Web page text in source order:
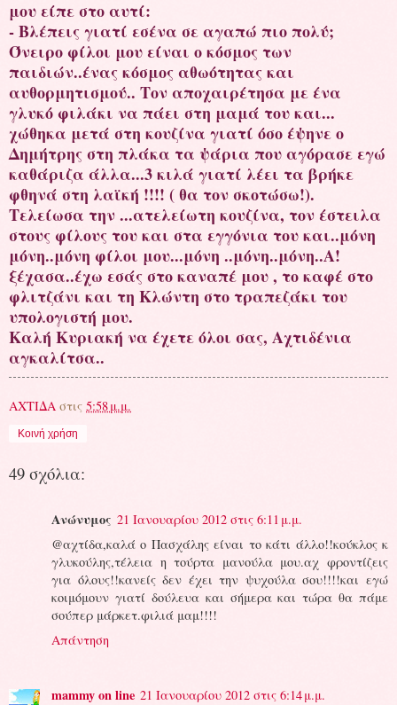
μου είπε στο αυτί:
- Βλέπεις γιατί εσένα σε αγαπώ πιο πολύ;
Όνειρο φίλοι μου είναι ο κόσμος των
παιδιών..ένας κόσμος αθωότητας και
αυθορμητισμού.. Τον αποχαιρέτησα με ένα
γλυκό φιλάκι να πάει στη μαμά του και...
χώθηκα μετά στη κουζίνα γιατί όσο έψηνε ο
Δημήτρης στη πλάκα τα ψάρια που αγόρασε εγώ
καθάριζα άλλα...3 κιλά γιατί λέει τα βρήκε
φθηνά στη λαϊκή !!!! ( θα τον σκοτώσω!).
Τελείωσα την ...ατελείωτη κουζίνα, τον έστειλα
στους φίλους του και στα εγγόνια του και..μόνη
μόνη..μόνη φίλοι μου...μόνη ..μόνη..μόνη..Α!
ξέχασα..έχω εσάς στο καναπέ μου , το καφέ στο
φλιτζάνι και τη Κλώντη στο τραπεζάκι του
υπολογιστή μου.
Καλή Κυριακή να έχετε όλοι σας, Αχτιδένια
αγκαλίτσα..
ΑΧΤΙΔΑ στις 5:58 μ.μ.
Κοινή χρήση
49 σχόλια:
Ανώνυμος 21 Ιανουαρίου 2012 στις 6:11 μ.μ.
@αχτίδα,καλά ο Πασχάλης είναι το κάτι άλλο!!κούκλος κ
γλυκούλης,τέλεια η τούρτα μανούλα μου.αχ φροντίζεις
για όλους!!κανείς δεν έχει την ψυχούλα σου!!!!και εγώ
κοιμόμουν γιατί δούλευα και σήμερα και τώρα θα πάμε
σούπερ μάρκετ.φιλιά μαμ!!!!
Απάντηση
mammy on line 21 Ιανουαρίου 2012 στις 6:14 μ.μ.